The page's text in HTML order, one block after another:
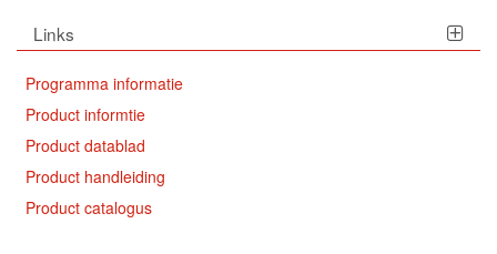
Links
Programma informatie
Product informtie
Product datablad
Product handleiding
Product catalogus